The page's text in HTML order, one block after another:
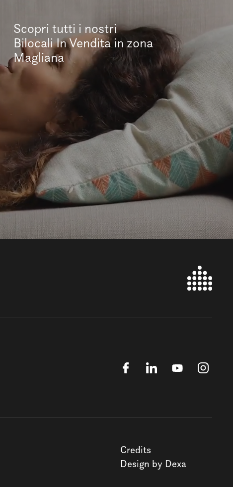
Scopri tutti i nostri
Bilocali In Vendita in zona
Magliana
Credits
Design by Dexa